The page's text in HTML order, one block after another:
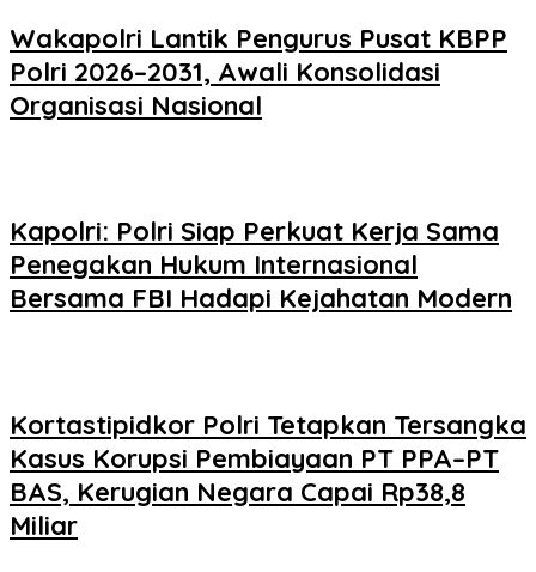
Wakapolri Lantik Pengurus Pusat KBPP
Polri 2026–2031, Awali Konsolidasi
Organisasi Nasional
Kapolri: Polri Siap Perkuat Kerja Sama
Penegakan Hukum Internasional
Bersama FBI Hadapi Kejahatan Modern
Kortastipidkor Polri Tetapkan Tersangka
Kasus Korupsi Pembiayaan PT PPA–PT
BAS, Kerugian Negara Capai Rp38,8
Miliar